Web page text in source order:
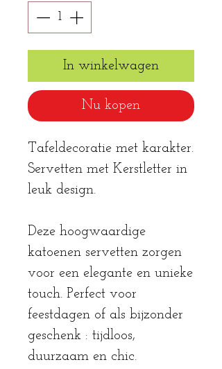
In winkelwagen
Nu kopen
Tafeldecoratie met karakter.
Servetten met Kerstletter in
leuk design.
Deze hoogwaardige
katoenen servetten zorgen
voor een elegante en unieke
touch. Perfect voor
feestdagen of als bijzonder
geschenk : tijdloos,
duurzaam en chic.